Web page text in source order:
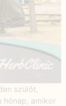
szülőt,
hónap, amikor